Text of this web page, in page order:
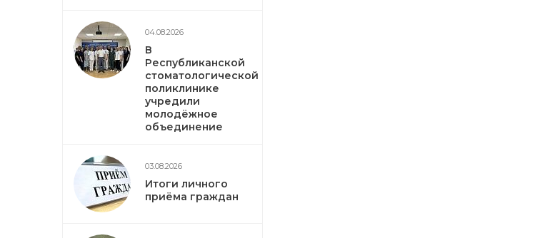
04.08.2026
В
Республиканской
стоматологической
поликлинике
учредили
молодёжное
объединение
03.08.2026
Итоги личного
приёма граждан